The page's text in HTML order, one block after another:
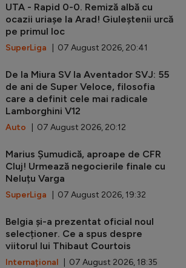
UTA - Rapid 0-0. Remiză albă cu
ocazii uriașe la Arad! Giuleștenii urcă
pe primul loc
SuperLiga | 07 August 2026, 20:41
De la Miura SV la Aventador SVJ: 55
de ani de Super Veloce, filosofia
care a definit cele mai radicale
Lamborghini V12
Auto | 07 August 2026, 20:12
Marius Șumudică, aproape de CFR
Cluj! Urmează negocierile finale cu
Neluțu Varga
SuperLiga | 07 August 2026, 19:32
Belgia și-a prezentat oficial noul
selecționer. Ce a spus despre
viitorul lui Thibaut Courtois
Internațional | 07 August 2026, 18:35